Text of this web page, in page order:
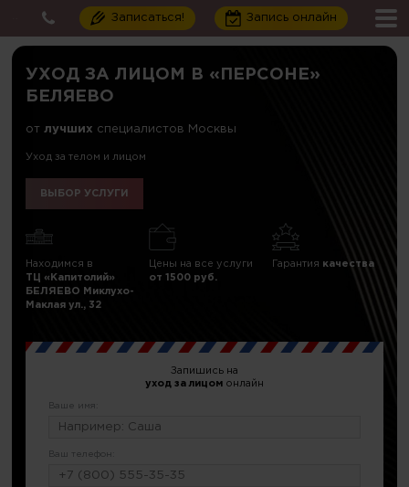
Записаться! Запись онлайн
УХОД ЗА ЛИЦОМ В «ПЕРСОНЕ»
БЕЛЯЕВО
от лучших специалистов Москвы
Уход за телом и лицом
ВЫБОР УСЛУГИ
Находимся в
ТЦ «Капитолий»
БЕЛЯЕВО Миклухо-
Маклая ул., 32
Цены на все услуги
от 1500 руб.
Гарантия качества
Запишись на
уход за лицом онлайн
Ваше имя:
Ваш телефон: